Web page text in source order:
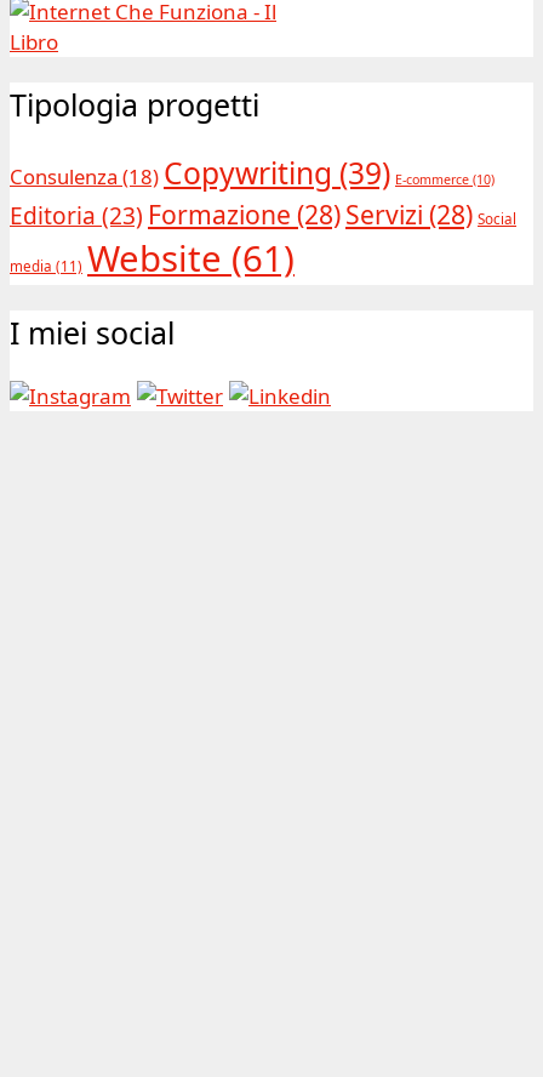
Tipologia progetti
Consulenza (18) Copywriting (39) E-commerce (10)
Editoria (23) Formazione (28)Servizi (28) Social
media (11) Website (61)
I miei social